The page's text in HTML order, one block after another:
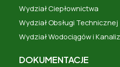
Wydział Ciepłownictwa
Wydział Obsługi Technicznej
Wydział Wodociągów i
DOKUMENTACJE